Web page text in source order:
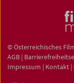
© Österreichisches
AGB |
Impressum | Kontakt |